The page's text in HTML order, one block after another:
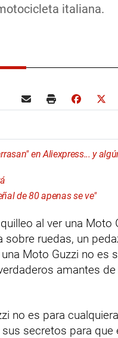
italiana.
en Aliexpress... y
de 80 apenas se ve"
al ver una Moto
ruedas, un
Moto Guzzi no es
amantes
no es para
secretos para que